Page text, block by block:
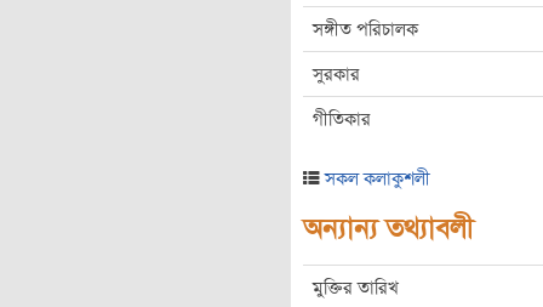
সঙ্গীত পরিচালক
সুরকার
গীতিকার
সকল কলাকুশলী
অন্যান্য তথ্যাবলী
মুক্তির তারিখ